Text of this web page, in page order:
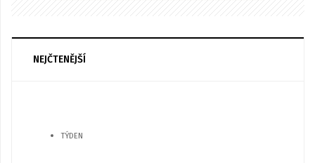
NEJČTENĚJŠÍ
TÝDEN